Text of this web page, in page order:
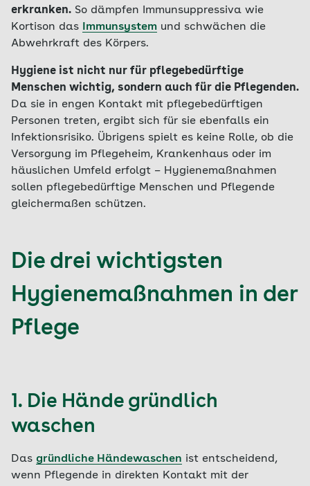
erkranken. So dämpfen Immunsuppressiva wie
Kortison das
Immunsystem und schwächen die
Abwehrkraft des Körpers.
Hygiene ist nicht nur für pflegebedürftige
Menschen wichtig, sondern auch für die Pflegenden.
Da sie in engen Kontakt mit pflegebedürftigen
Personen treten, ergibt sich für sie ebenfalls ein
Infektionsrisiko. Übrigens spielt es keine Rolle, ob die
Versorgung im Pflegeheim, Krankenhaus oder im
häuslichen Umfeld erfolgt – Hygienemaßnahmen
sollen pflegebedürftige Menschen und Pflegende
gleichermaßen schützen.
Die drei wichtigsten
Hygienemaßnahmen in der
Pflege
1. Die Hände gründlich
waschen
Das gründliche Händewaschen ist entscheidend,
wenn Pflegende in direkten Kontakt mit der